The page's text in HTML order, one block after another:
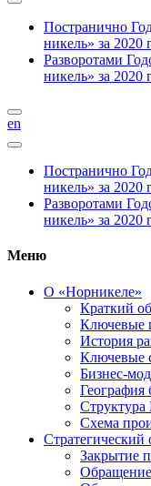
Постранично
никель» за 2020
Разворотами
никель» за 2020
en
Постранично
никель» за 2020
Разворотами
никель» за 2020
Меню
О «Норникеле»
Краткий
Ключевые
История
Ключевые
Бизнес-
География
Схема
Стратегический
Закрытие
Обращение